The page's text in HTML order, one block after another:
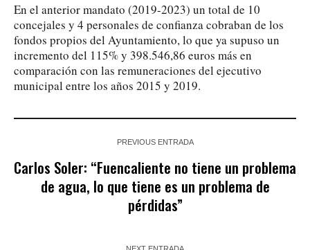
En el anterior mandato (2019-2023) un total de 10
concejales y 4 personales de confianza cobraban de los
fondos propios del Ayuntamiento, lo que ya supuso un
incremento del 115% y 398.546,86 euros más en
comparación con las remuneraciones del ejecutivo
municipal entre los años 2015 y 2019.
PREVIOUS ENTRADA
Carlos Soler: “Fuencaliente no tiene un problema
de agua, lo que tiene es un problema de
pérdidas”
NEXT ENTRADA